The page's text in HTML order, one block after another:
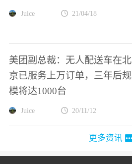
Juice 21/04/18
美团副总裁：无人配送车在北
京已服务上万订单，三年后规
模将达1000台
Juice 20/11/12
更多资讯